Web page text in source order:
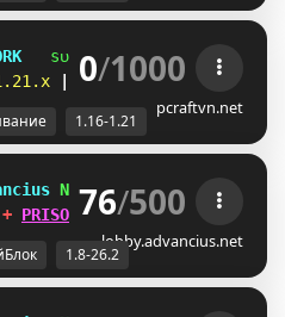
sᴜʀᴠɪᴠᴀʟ | sᴋʏʙʟᴏᴄᴋ
| ᴇᴄᴏ sᴍᴘ |
0/1000
pcraftvn.net
1.16-1.21
Network [1.8 - 26.2]
+ PRISON UPDATES OUT NOW
76/500
lobby.advancius.net
1.8-26.2